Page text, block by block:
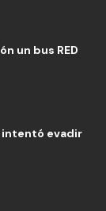
un bus RED
evadir